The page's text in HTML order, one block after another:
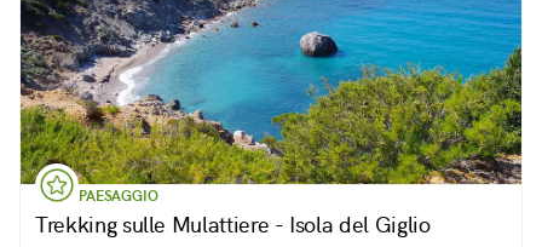
PAESAGGIO
Trekking sulle Mulattiere - Isola del Giglio